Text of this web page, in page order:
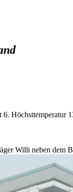
Höchsttemperatur
Willi neben dem